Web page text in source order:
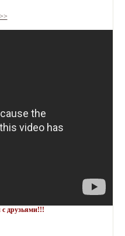
друзьями!!!